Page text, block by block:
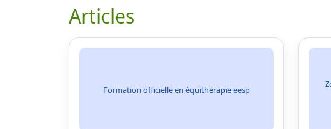
Articles
Formation officielle en équithérapie eesp